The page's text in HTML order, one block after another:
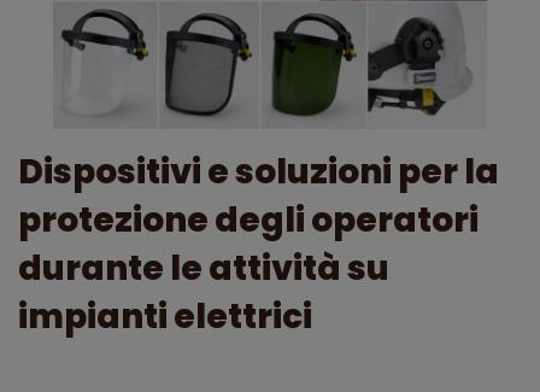
Dispositivi e soluzioni per la
protezione degli operatori
durante le attività su
impianti elettrici